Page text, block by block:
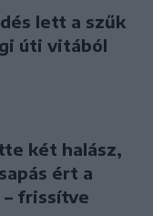
lett a szűk
úti vitából
két halász,
ért a
– frissítve